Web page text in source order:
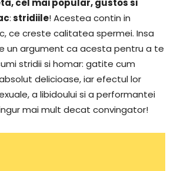
cel mai popular, gustos si
:stridiile! Acestea contin in
ce creste calitatea spermei. Insa
un argument ca acesta pentru a te
stridii si homar: gatite cum
delicioase, iar efectul lor
a libidoului si a performantei
mai mult decat convingator!